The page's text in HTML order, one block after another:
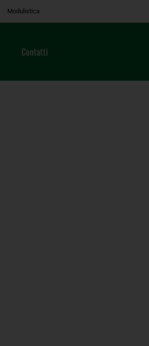
Modulistica
Contatti